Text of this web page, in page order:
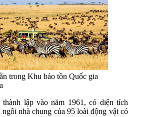
trong Khu bảo tồn Quốc gia
lập vào năm 1961, có diện tích
nhà chung của 95 loài động vật có